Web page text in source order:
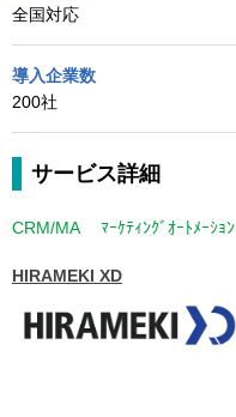
全国対応
導入企業数
200社
サービス詳細
CRM/MA ﾏｰｹﾃｨﾝｸﾞｵｰﾄﾒｰｼｮﾝ
HIRAMEKI XD